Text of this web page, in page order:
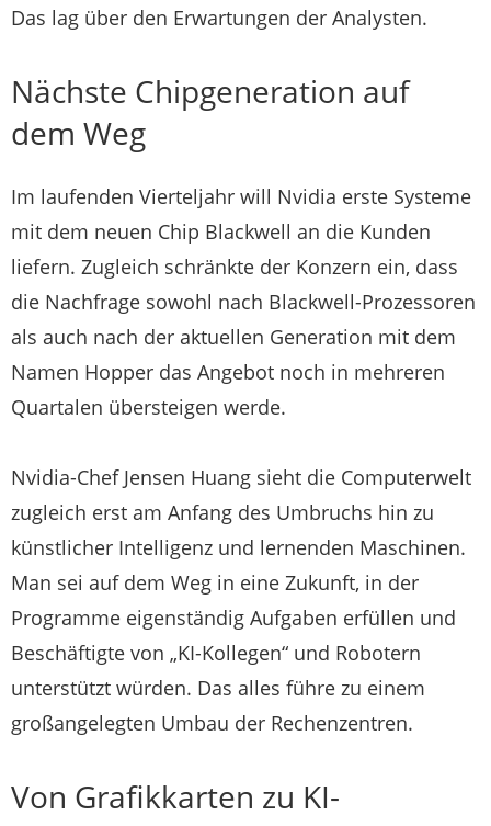
Das lag über den Erwartungen der Analysten.
Nächste Chipgeneration auf
dem Weg
Im laufenden Vierteljahr will Nvidia erste Systeme
mit dem neuen Chip Blackwell an die Kunden
liefern. Zugleich schränkte der Konzern ein, dass
die Nachfrage sowohl nach Blackwell-Prozessoren
als auch nach der aktuellen Generation mit dem
Namen Hopper das Angebot noch in mehreren
Quartalen übersteigen werde.
Nvidia-Chef Jensen Huang sieht die Computerwelt
zugleich erst am Anfang des Umbruchs hin zu
künstlicher Intelligenz und lernenden Maschinen.
Man sei auf dem Weg in eine Zukunft, in der
Programme eigenständig Aufgaben erfüllen und
Beschäftigte von „KI-Kollegen“ und Robotern
unterstützt würden. Das alles führe zu einem
großangelegten Umbau der Rechenzentren.
Von Grafikkarten zu KI-